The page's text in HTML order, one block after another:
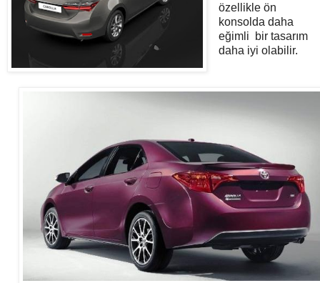
özellikle ön
konsolda daha
eğimli bir tasarım
daha iyi olabilir.